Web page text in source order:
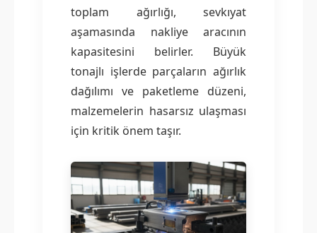
toplam ağırlığı, sevkıyat
aşamasında nakliye aracının
kapasitesini belirler. Büyük
tonajlı işlerde parçaların ağırlık
dağılımı ve paketleme düzeni,
malzemelerin hasarsız ulaşması
için kritik önem taşır.